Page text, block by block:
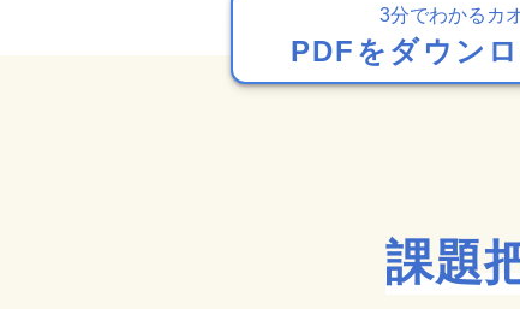
3分でわかるカ
PDFをダウン
課題